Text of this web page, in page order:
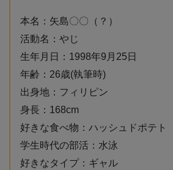
本名：矢島〇〇（？）
活動名：やじ
生年月日：1998年9月25日
年齢：26歳(執筆時)
出身地：フィリピン
身長：168cm
好きな食べ物：ハッシュドポテト
学生時代の部活：水泳
好きなタイプ：ギャル